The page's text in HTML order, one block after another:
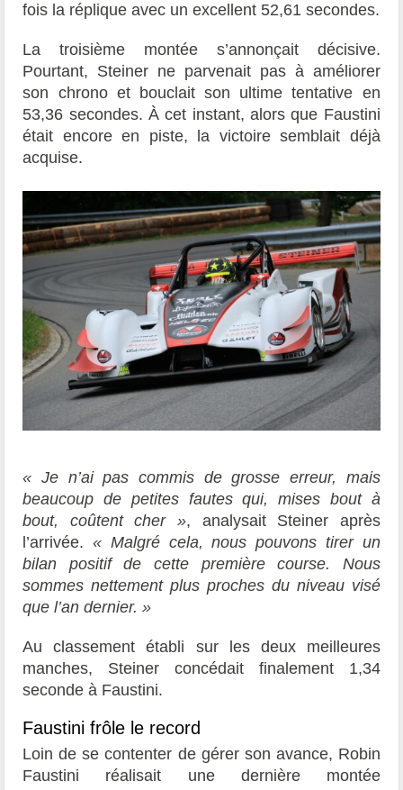
fois la réplique avec un excellent 52,61 secondes.
La troisième montée s’annonçait décisive.
Pourtant, Steiner ne parvenait pas à améliorer
son chrono et bouclait son ultime tentative en
53,36 secondes. À cet instant, alors que Faustini
était encore en piste, la victoire semblait déjà
acquise.
« Je n’ai pas commis de grosse erreur, mais
beaucoup de petites fautes qui, mises bout à
bout, coûtent cher », analysait Steiner après
l’arrivée.« Malgré cela, nous pouvons tirer un
bilan positif de cette première course. Nous
sommes nettement plus proches du niveau visé
que l’an dernier. »
Au classement établi sur les deux meilleures
manches, Steiner concédait finalement 1,34
seconde à Faustini.
Faustini frôle le record
Loin de se contenter de gérer son avance, Robin
Faustini réalisait une dernière montée